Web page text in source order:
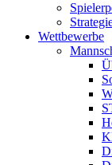
Wettbewerbe